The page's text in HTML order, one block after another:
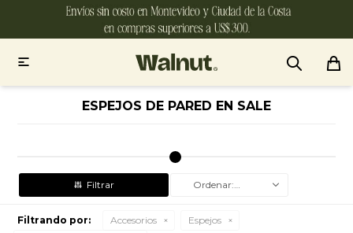

ESPEJOS DE PARED EN SALE
Recomendados
Filtrando por: Accesorios
Espejos